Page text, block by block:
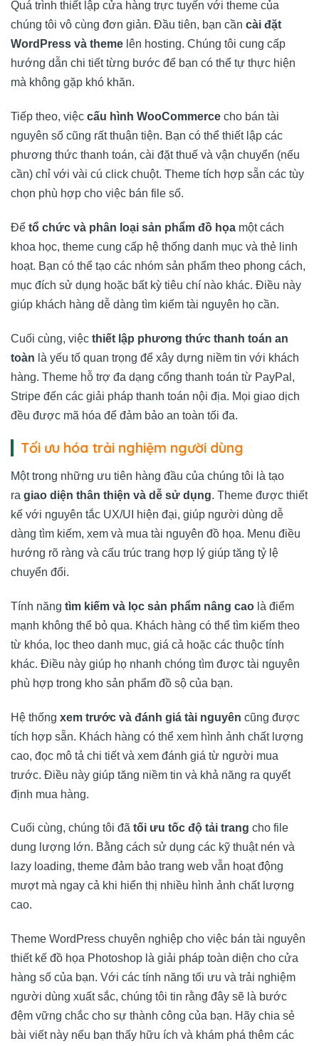
Quá trình thiết lập cửa hàng trực tuyến với theme của
chúng tôi vô cùng đơn giản. Đầu tiên, bạn cần cài đặt
WordPress và theme lên hosting. Chúng tôi cung cấp
hướng dẫn chi tiết từng bước để bạn có thể tự thực hiện
mà không gặp khó khăn.
Tiếp theo, việc cấu hình WooCommerce cho bán tài
nguyên số cũng rất thuận tiện. Bạn có thể thiết lập các
phương thức thanh toán, cài đặt thuế và vận chuyển (nếu
cần) chỉ với vài cú click chuột. Theme tích hợp sẵn các tùy
chọn phù hợp cho việc bán file số.
Để tổ chức và phân loại sản phẩm đồ họa một cách
khoa học, theme cung cấp hệ thống danh mục và thẻ linh
hoạt. Bạn có thể tạo các nhóm sản phẩm theo phong cách,
mục đích sử dụng hoặc bất kỳ tiêu chí nào khác. Điều này
giúp khách hàng dễ dàng tìm kiếm tài nguyên họ cần.
Cuối cùng, việc thiết lập phương thức thanh toán an
toàn là yếu tố quan trọng để xây dựng niềm tin với khách
hàng. Theme hỗ trợ đa dạng cổng thanh toán từ PayPal,
Stripe đến các giải pháp thanh toán nội địa. Mọi giao dịch
đều được mã hóa để đảm bảo an toàn tối đa.
Tối ưu hóa trải nghiệm người dùng
Một trong những ưu tiên hàng đầu của chúng tôi là tạo
ra giao diện thân thiện và dễ sử dụng. Theme được thiết
kế với nguyên tắc UX/UI hiện đại, giúp người dùng dễ
dàng tìm kiếm, xem và mua tài nguyên đồ họa. Menu điều
hướng rõ ràng và cấu trúc trang hợp lý giúp tăng tỷ lệ
chuyển đổi.
Tính năng tìm kiếm và lọc sản phẩm nâng cao là điểm
mạnh không thể bỏ qua. Khách hàng có thể tìm kiếm theo
từ khóa, lọc theo danh mục, giá cả hoặc các thuộc tính
khác. Điều này giúp họ nhanh chóng tìm được tài nguyên
phù hợp trong kho sản phẩm đồ sộ của bạn.
Hệ thống xem trước và đánh giá tài nguyên cũng được
tích hợp sẵn. Khách hàng có thể xem hình ảnh chất lượng
cao, đọc mô tả chi tiết và xem đánh giá từ người mua
trước. Điều này giúp tăng niềm tin và khả năng ra quyết
định mua hàng.
Cuối cùng, chúng tôi đã tối ưu tốc độ tải trang cho file
dung lượng lớn. Bằng cách sử dụng các kỹ thuật nén và
lazy loading, theme đảm bảo trang web vẫn hoạt động
mượt mà ngay cả khi hiển thị nhiều hình ảnh chất lượng
cao.
Theme WordPress chuyên nghiệp cho việc bán tài nguyên
thiết kế đồ họa Photoshop là giải pháp toàn diện cho cửa
hàng số của bạn. Với các tính năng tối ưu và trải nghiệm
người dùng xuất sắc, chúng tôi tin rằng đây sẽ là bước
đệm vững chắc cho sự thành công của bạn. Hãy chia sẻ
bài viết này nếu bạn thấy hữu ích và khám phá thêm các